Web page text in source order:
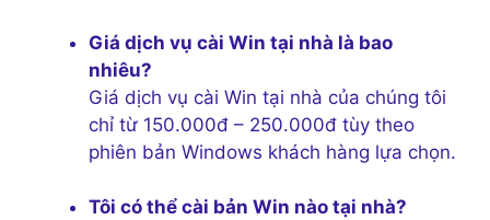
Giá dịch vụ cài Win tại nhà là bao
nhiêu?
Giá dịch vụ cài Win tại nhà của chúng tôi
chỉ từ 150.000đ – 250.000đ tùy theo
phiên bản Windows khách hàng lựa chọn.
Tôi có thể cài bản Win nào tại nhà?